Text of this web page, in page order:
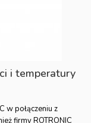
i temperatury
w połączeniu z
firmy ROTRONIC